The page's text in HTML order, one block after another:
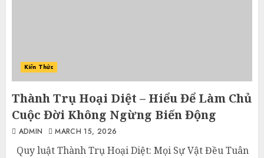
Kiến Thức
Thành Trụ Hoại Diệt – Hiểu Để Làm Chủ
Cuộc Đời Không Ngừng Biến Động
ADMIN MARCH 15, 2026
Quy luật Thành Trụ Hoại Diệt: Mọi Sự Vật Đều Tuân